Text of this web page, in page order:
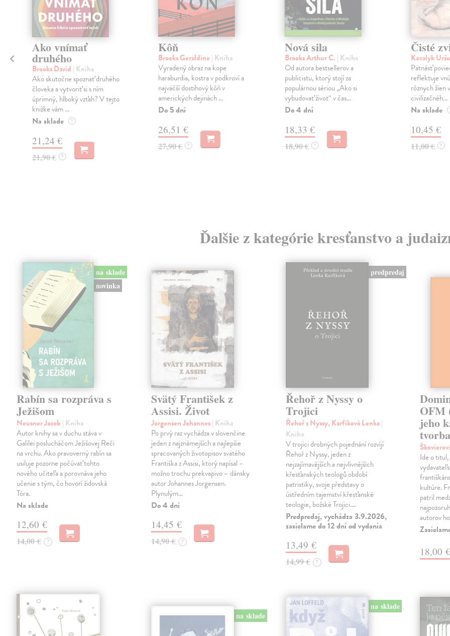
Ako vnímať
druhého
Brooks David | Kniha
Ako skutočne spoznať druhého
človeka a vytvoriť si s ním
úprimný, hlboký vzťah? V tejto
knižke vám ...
Na sklade ?
21,24 €
21,90 € ?
Kôň
Brooks Geraldine | Kniha
Vyradený obraz na kope
haraburdia, kostra v podkroví a
najväčší dostihový kôň v
amerických dejinách ...
Do 5 dní
26,51 €
27,90 € ?
Nová sila
Brooks Arthur C. | Kniha
Od autora bestsellerov a
publicistu, ktorý stojí za
populárnou sériou „Ako si
vybudovať život“ v čas...
Do 4 dní
18,33 €
18,90 € ?
Čisté
Kovalyk
Pätnásť
reflektuje
rôznych žien
civilizačnéh...
Na sklade
10,45 €
11,00 € ?
Ďalšie z kategórie kresťanstvo a
na sklade
novinka
Rabín sa rozpráva s
Ježišom
Neusner Jacob | Kniha
Autor knihy sa v duchu stáva v
Galilei poslucháčom Ježišovej Reči
na vrchu. Ako pravoverný rabín sa
usiluje pozorne počúvať tohto
nového učiteľa a porovnáva jeho
učenie s tým, čo hovorí židovská
Tóra.
Na sklade
12,60 €
14,00 € ?
Svätý František z
Assisi. Život
Jorgensen Johannes| Kniha
Po prvý raz vychádza v slovenčine
jeden z najznámejších a najlepšie
spracovaných životopisov svätého
Františka z Assisi, ktorý napísal –
možno trochu prekvapivo – dánsky
autor Johannes Jorgensen.
Plynulým…
Do 4 dní
14,45 €
14,90 € ?
predpredaj
Řehoř z Nyssy o
Trojici
Řehoř z Nyssy, Karfíková Lenka|
Kniha
V trojici drobných pojednání rozvíjí
Řehoř z Nyssy, jeden z
nejzajímavějších a nejvlivnějších
křesťanských teologů období
patristiky, svoje představy o
ústředním tajemství křesťanské
teologie, božské Trojici.…
Predpredaj, vychádza 3.9.2026,
zasielame do 12 dní od vydania
13,49 €
14,99 € ?
OFM
jeho
tvorba
Ide o
kultúre.
patril
autorov
18,00 €
na sklade
na sklade